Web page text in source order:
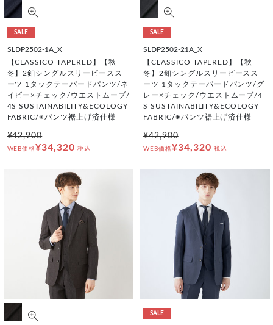
SALE
SLDP2502-1A_X
【CLASSICO TAPERED】【秋
冬】2釦シングルスリーピースス
ーツ 1タックテーパードパンツ/ネ
イビー×チェック/ウエストムーブ/
4S SUSTAINABILITY&ECOLOGY
FABRIC/※パンツ裾上げ済仕様
¥42,900
WEB価格¥34,320 税込
SALE
SLDP2502-21A_X
【CLASSICO TAPERED】【秋
冬】2釦シングルスリーピースス
ーツ 1タックテーパードパンツ/グ
レー×チェック/ウエストムーブ/4
S SUSTAINABILITY&ECOLOGY
FABRIC/※パンツ裾上げ済仕様
¥42,900
WEB価格¥34,320 税込
SALE